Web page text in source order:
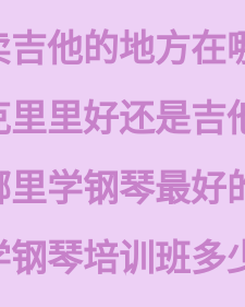
吉他的地方在
里里好还是吉
里学钢琴最好
钢琴培训班多